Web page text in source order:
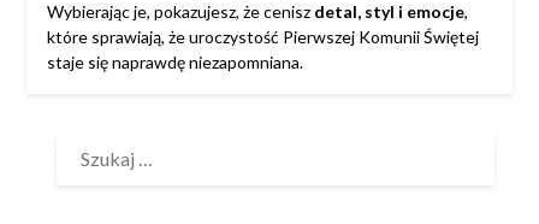
Wybierając je, pokazujesz, że cenisz detal, styl i emocje,
które sprawiają, że uroczystość Pierwszej Komunii Świętej
staje się naprawdę niezapomniana.